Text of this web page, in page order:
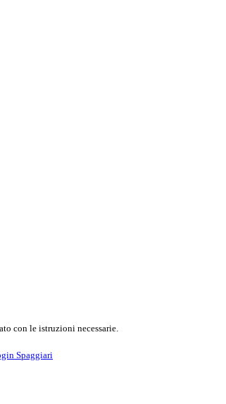
con le istruzioni necessarie.
Spaggiari